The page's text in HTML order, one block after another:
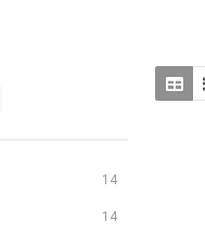
14
14